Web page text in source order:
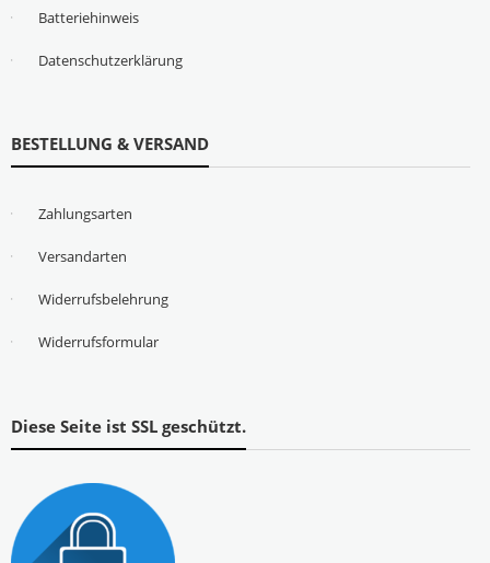
Batteriehinweis
Datenschutzerklärung
BESTELLUNG & VERSAND
Zahlungsarten
Versandarten
Widerrufsbelehrung
Widerrufsformular
Diese Seite ist SSL geschützt.